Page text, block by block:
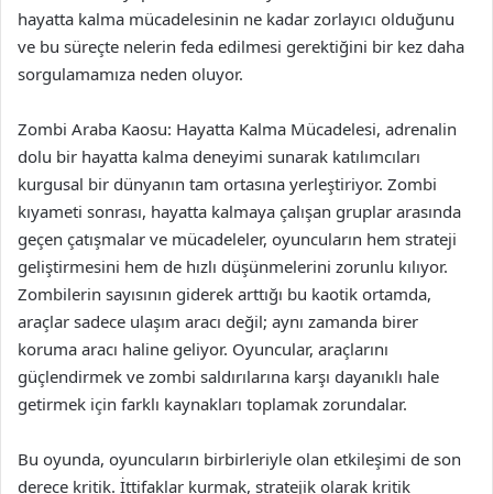
hayatta kalma mücadelesinin ne kadar zorlayıcı olduğunu
ve bu süreçte nelerin feda edilmesi gerektiğini bir kez daha
sorgulamamıza neden oluyor.
Zombi Araba Kaosu: Hayatta Kalma Mücadelesi, adrenalin
dolu bir hayatta kalma deneyimi sunarak katılımcıları
kurgusal bir dünyanın tam ortasına yerleştiriyor. Zombi
kıyameti sonrası, hayatta kalmaya çalışan gruplar arasında
geçen çatışmalar ve mücadeleler, oyuncuların hem strateji
geliştirmesini hem de hızlı düşünmelerini zorunlu kılıyor.
Zombilerin sayısının giderek arttığı bu kaotik ortamda,
araçlar sadece ulaşım aracı değil; aynı zamanda birer
koruma aracı haline geliyor. Oyuncular, araçlarını
güçlendirmek ve zombi saldırılarına karşı dayanıklı hale
getirmek için farklı kaynakları toplamak zorundalar.
Bu oyunda, oyuncuların birbirleriyle olan etkileşimi de son
derece kritik. İttifaklar kurmak, stratejik olarak kritik